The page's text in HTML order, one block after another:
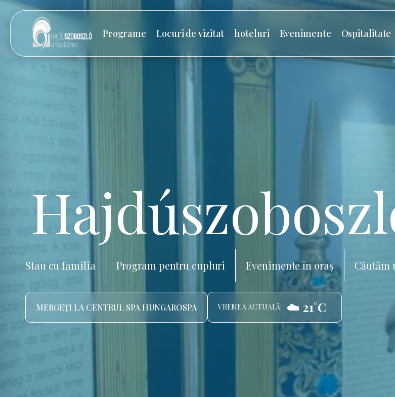
Programe Locuri de vizitat hoteluri Evenimente Ospitalitate
Stau cu familia Program pentru cupluri Evenimente în oraș Căutăm
MERGEȚI LA CENTRUL SPA HUNGAROSPA VREMEA ACTUALĂ: ☁️ 21°C